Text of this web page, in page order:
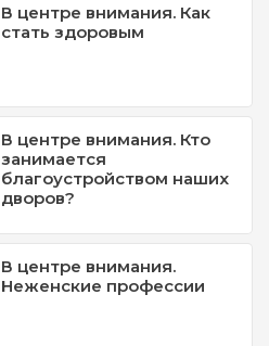
В центре внимания. Как
стать здоровым
В центре внимания. Кто
занимается
благоустройством наших
дворов?
В центре внимания.
Неженские профессии